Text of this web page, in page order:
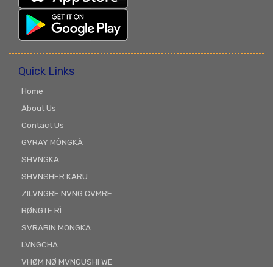
Quick Links
Home
About Us
Contact Us
GVRAY MÒNGKÀ
SHVNGKA
SHVNSHER KARU
ZILVNGRE NVNG CVMRE
BØNGTE RÌ
SVRABIN MONGKA
LVNGCHA
VHØM NØ MVNGUSHI WE